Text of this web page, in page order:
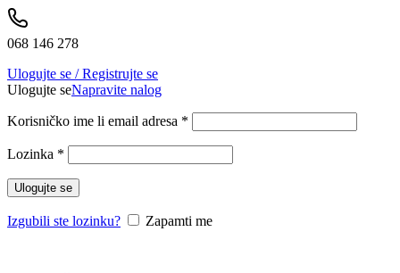
068 146 278
Ulogujte se / Registrujte se
Ulogujte seNapravite nalog
Korisničko ime li email adresa *
Lozinka *
Ulogujte se
Izgubili ste lozinku? Zapamti me